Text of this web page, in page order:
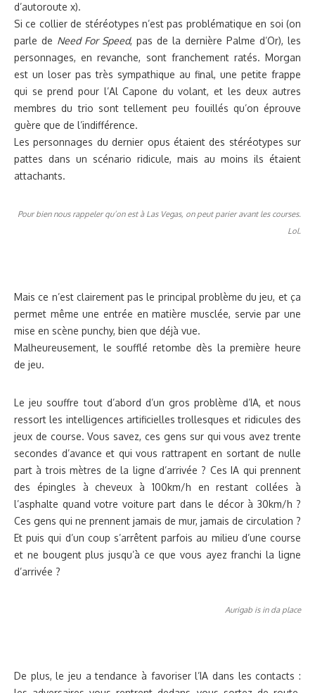
d’autoroute x).
Si ce collier de stéréotypes n’est pas problématique en soi (on
parle de Need For Speed, pas de la dernière Palme d’Or), les
personnages, en revanche, sont franchement ratés. Morgan
est un loser pas très sympathique au final, une petite frappe
qui se prend pour l’Al Capone du volant, et les deux autres
membres du trio sont tellement peu fouillés qu’on éprouve
guère que de l’indifférence.
Les personnages du dernier opus étaient des stéréotypes sur
pattes dans un scénario ridicule, mais au moins ils étaient
attachants.
Pour bien nous rappeler qu’on est à Las Vegas, on peut parier avant les courses.
Lol.
Mais ce n’est clairement pas le principal problème du jeu, et ça
permet même une entrée en matière musclée, servie par une
mise en scène punchy, bien que déjà vue.
Malheureusement, le soufflé retombe dès la première heure
de jeu.
Le jeu souffre tout d’abord d’un gros problème d’IA, et nous
ressort les intelligences artificielles trollesques et ridicules des
jeux de course. Vous savez, ces gens sur qui vous avez trente
secondes d’avance et qui vous rattrapent en sortant de nulle
part à trois mètres de la ligne d’arrivée ? Ces IA qui prennent
des épingles à cheveux à 100km/h en restant collées à
l’asphalte quand votre voiture part dans le décor à 30km/h ?
Ces gens qui ne prennent jamais de mur, jamais de circulation ?
Et puis qui d’un coup s’arrêtent parfois au milieu d’une course
et ne bougent plus jusqu’à ce que vous ayez franchi la ligne
d’arrivée ?
Aurigab is in da place
De plus, le jeu a tendance à favoriser l’IA dans les contacts :